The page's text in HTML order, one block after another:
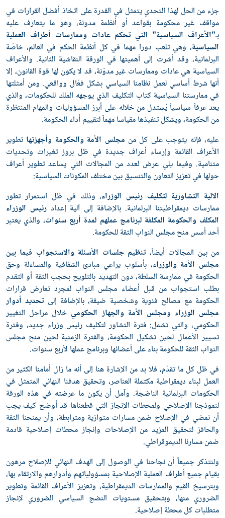
جزء من الحل لهذا التحدي يتمثل في القدرة على اتخاذ أفضل القرارات في
مواقف غير محكومة بقواعد أو أنظمة مدونة، وهو ما يتعارف عليه
بـ"الأعراف السياسية" التي تحكم عادات وممارسات أطراف العملية
السياسية، وهي تلعب دورا مهما في كل أنظمة الحكم في العالم، خاصّة
البرلمانية، وقد أشرت إلى أهميتها في الورقة النقاشية الثانية. والأعراف
السياسية هي عادات وممارسات غير مدوّنة، قد لا يكون لها قوة القانون، إلا
أنها شرط أساسي لعمل نظامنا السياسي بشكل فعّال وواقعي. ومن أمثلتها
في ممارستنا السياسية كتاب التكليف الذي يوجهه الملك للحكومات، والذي
يعد عرفاً سياسياً يُستدل من خلاله على أبرز المسؤوليات والمهام المنتظرة
من الحكومة، ويشكل تنفيذها مقياسا مهماً لتقييم أداء الحكومة.
عليه، فإنه يتوجب على كل من مجلس الأمة والحكومة وأجهزتها تطوير
الأعراف القائمة وإرساء أعراف جديدة في ظل بروز تغيرات وتحديات
متنامية. وفيما يلي عرض لعدد من المجالات التي يساعد تطوير أعراف
حولها في تعزيز التعاون والتنسيق بين مختلف المكونات السياسية:
الآلية التشاورية لتكليف رئيس الوزراء، وذلك في ظل استمرار تطور
ممارسات ديمقراطيتنا البرلمانية. بالإضافة إلى آلية إعدادرئيس الوزراء
المكلف والحكومة المكلفة لبرنامج عملهم لمدة أربع سنوات، والذي يعتبر
أحد أسس منح مجلس النواب الثقة للحكومة.
من بين المجالات أيضاً، تنظيم جلسات الأسئلة والاستجواب فيما بين
مجلس الأمة والوزراء، بأسلوب يراعي مبادئ الشفافية والمساءلة وحق
الحكومة في ممارسة السلطة، دون التهديد بالتلويح بحجب الثقة أو التقدم
بطلب استجواب من قبل أعضاء مجلس النواب لمجرد تعارض قرارات
الحكومة مع مصالح فئوية وشخصية ضيقة، بالإضافة إلى تحديد أدوار
مجلس الوزراء ومجلس الأمة والجهاز الحكومي خلال مراحل التغيير
الحكومي، والتي تشمل: فترة التشاور لتكليف رئيس وزراء جديد، وفترة
تسيير الأعمال لحين تشكيل الحكومة، والفترة الزمنية لحين منح مجلس
النواب الثقة للحكومة بناء على أعضائها وبرنامج عملها لأربع سنوات.
في ظل كل ما تقدّم، فلا بد من الإشارة هنا إلى أنه ما زال أمامنا الكثير من
العمل لبناء ديمقراطية مكتملة العناصر، وتحقيق هدفنا النهائي المتمثل في
الحكومات البرلمانية الناضجة. وآمل أن يكون ما عرضته في هذه الورقة
لنموذجنا الإصلاحي ولمحطات الإنجاز التي قطعناها قد أوضح كيف يجب
أن نمضي في الإصلاح ضمن مسارات متوازية ومترابطة، وأن يمنحنا الثقة
والحافز لتحقيق المزيد من الإصلاحات وإنجاز محطات إصلاحية قادمة
ضمن مسارنا الديموقراطي.
ولنتذكر جميعاً أن نجاحنا في الوصول إلى الهدف النهائي للإصلاح مرهون
بقيام جميع أطراف العملية الإصلاحية بمسؤولياتهم وأدوارهم والارتقاء بها،
وبترسيخ القيم والممارسات الديمقراطية، وتعزيز الأعراف القائمة وتطوير
الضروري منها، وبتحقيق مستويات النضج السياسي الضروري لإنجاز
متطلبات كل محطة إصلاحية.